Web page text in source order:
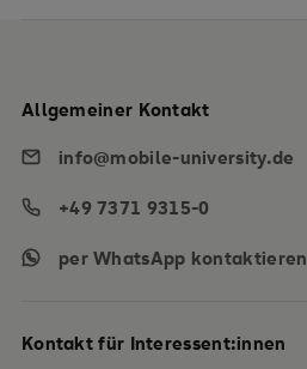
Allgemeiner Kontakt
info@mobile-university.de
+49 7371 9315-0
per WhatsApp kontaktieren
Kontakt für Interessent:innen